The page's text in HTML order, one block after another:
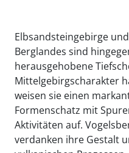
Elbsandsteingebirge
Berglandes sind
herausgehobene
Mittelgebirgscharakter
weisen sie einen
Formenschatz mit
Aktivitäten auf.
verdanken ihre Gestalt